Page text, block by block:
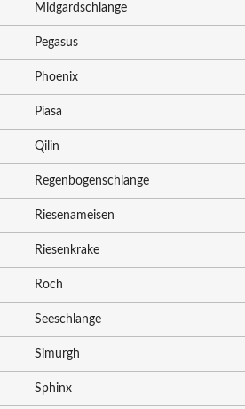
Midgardschlange
Pegasus
Phoenix
Piasa
Qilin
Regenbogenschlange
Riesenameisen
Riesenkrake
Roch
Seeschlange
Simurgh
Sphinx